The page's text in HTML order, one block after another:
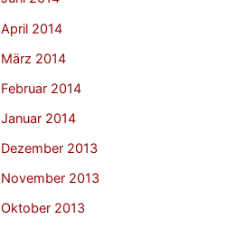
April 2014
März 2014
Februar 2014
Januar 2014
Dezember 2013
November 2013
Oktober 2013